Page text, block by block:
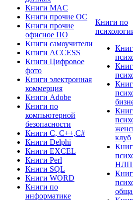
Книги MAC
Книги прочие ОС
Книги прочие
офисное ПО
Книги самоучители
Книги ACCESS
Книги Цифровое
фото
Книги электронная
коммерция
Книги Adobe
Книги по
компьютерной
безопасности
Книги C, C++,С#
Книги Delphi
Книги EXCEL
Книги Perl
Книги SQL
Книги WORD
Книги по
информатике
Книги по
клуб
НЛП